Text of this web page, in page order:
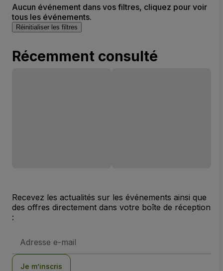
Aucun événement dans vos filtres, cliquez pour voir
tous les événements.
Réinitialiser les filtres
Récemment consulté
Recevez les actualités sur les événements ainsi que
des offres directement dans votre boîte de réception
:
e-
Je m’inscris